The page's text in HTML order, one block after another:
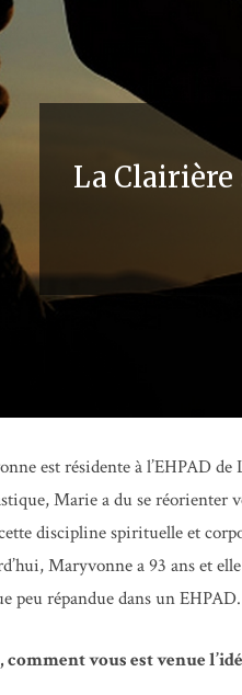
La
est résidente à l’EHPAD
Marie a du se réorienter
discipline spirituelle et
Maryvonne a 93 ans et
peu répandue dans un EHPAD.
vous est venue